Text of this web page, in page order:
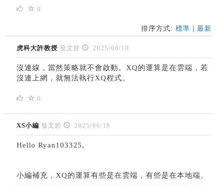
0
排序方式: 標準 最新
虎科大許教授 發文於 2025/06/10
沒連線，當然策略就不會啟動。XQ的運算是在雲端，若
沒連上網，就無法執行XQ程式。
0
XS小編 發文於 2025/06/18
Hello Ryan103325,
小編補充，XQ的運算有些是在雲端，有些是在本地端。